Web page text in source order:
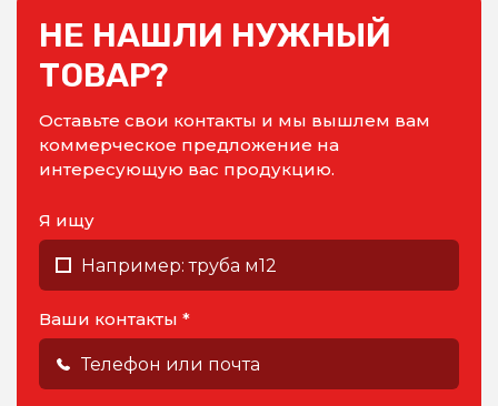
НЕ НАШЛИ НУЖНЫЙ
ТОВАР?
Оставьте свои контакты и мы вышлем вам
коммерческое предложение на
интересующую вас продукцию.
Я ищу
Ваши контакты *